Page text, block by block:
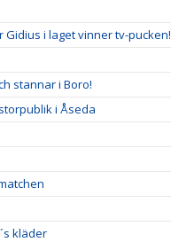
Gidius i laget vinner tv-pucken!
stannar i Boro!
i Åseda
kläder